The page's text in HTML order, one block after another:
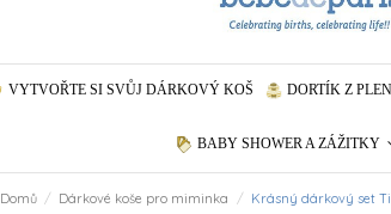
VYTVOŘTE SI SVŮJ DÁRKOVÝ KOŠ DORTÍK Z
BABY SHOWER A ZÁŽITKY
Domů Dárkové koše pro miminka Krásný dárkový set